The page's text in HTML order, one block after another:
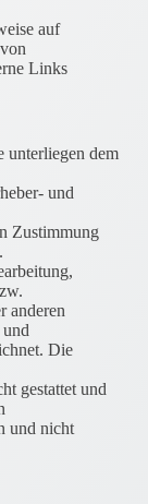
auf
Links
unterliegen dem
und
Zustimmung
anderen
Die
gestattet und
und nicht